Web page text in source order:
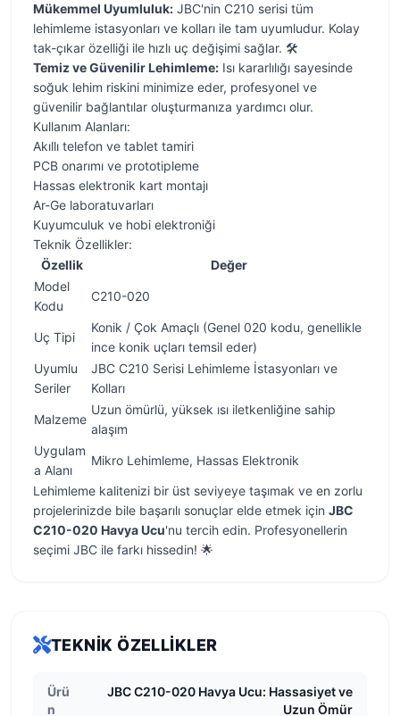
Mükemmel Uyumluluk: JBC'nin C210 serisi tüm
lehimleme istasyonları ve kolları ile tam uyumludur. Kolay
tak-çıkar özelliği ile hızlı uç değişimi sağlar. 🛠️
Temiz ve Güvenilir Lehimleme: Isı kararlılığı sayesinde
soğuk lehim riskini minimize eder, profesyonel ve
güvenilir bağlantılar oluşturmanıza yardımcı olur.
Kullanım Alanları:
Akıllı telefon ve tablet tamiri
PCB onarımı ve prototipleme
Hassas elektronik kart montajı
Ar-Ge laboratuvarları
Kuyumculuk ve hobi elektroniği
Teknik Özellikler:
Özellik
Değer
Model
Kodu
C210-020
Uç Tipi
Konik / Çok Amaçlı (Genel 020 kodu, genellikle
ince konik uçları temsil eder)
Uyumlu
Seriler
JBC C210 Serisi Lehimleme İstasyonları ve
Kolları
Malzeme
Uzun ömürlü, yüksek ısı iletkenliğine sahip
alaşım
Uygulam
a Alanı
Mikro Lehimleme, Hassas Elektronik
Lehimleme kalitenizi bir üst seviyeye taşımak ve en zorlu
projelerinizde bile başarılı sonuçlar elde etmek için JBC
C210-020 Havya Ucu'nu tercih edin. Profesyonellerin
seçimi JBC ile farkı hissedin! 🌟
TEKNIK ÖZELLIKLER
Ürü
n
JBC C210-020 Havya Ucu: Hassasiyet ve
Uzun Ömür